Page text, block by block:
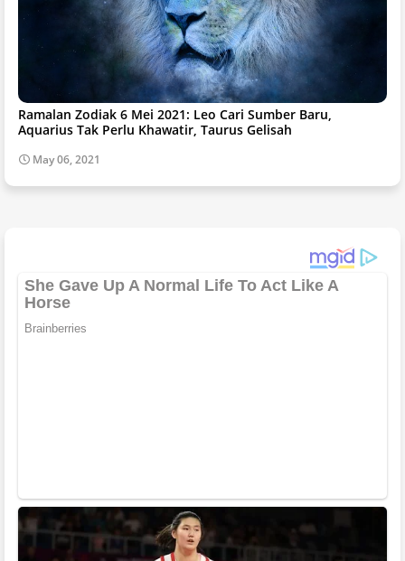
Ramalan Zodiak 6 Mei 2021: Leo Cari Sumber Baru,
Aquarius Tak Perlu Khawatir, Taurus Gelisah
May 06, 2021